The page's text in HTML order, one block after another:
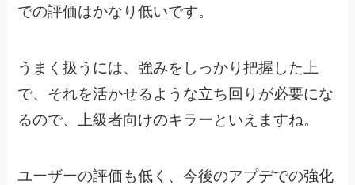
での評価はかなり低いです。
うまく扱うには、強みをしっかり把握した上
で、 それを活かせるような立ち回りが必要にな
るので、上級者向けのキラーといえますね。
ユーザーの評価も低く、今後のアプデでの強化